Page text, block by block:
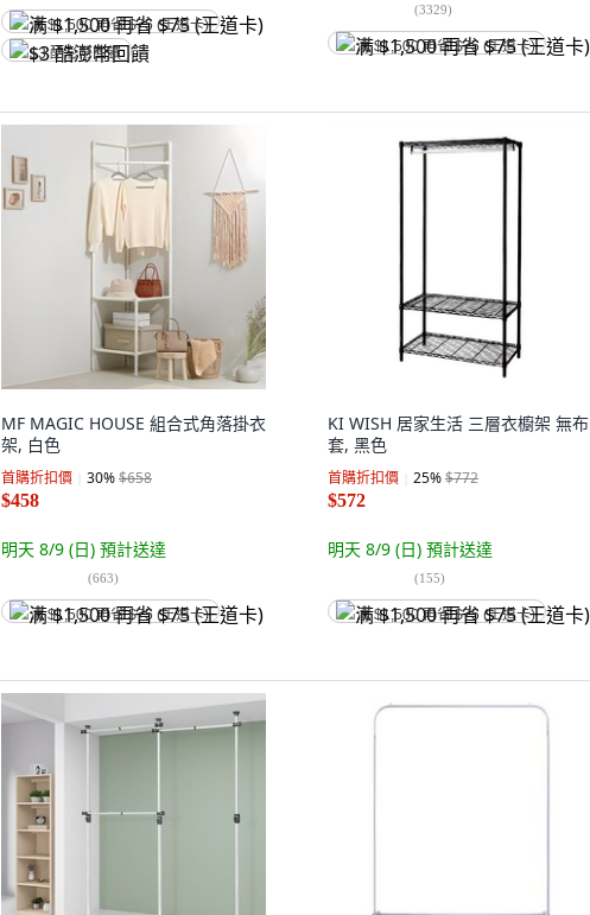
满 $1,500 再省 $75 (王道卡)
$3 酷澎幣回饋
(3329)
满 $1,500 再省 $75 (王道卡)
MF MAGIC HOUSE 組合式角落掛衣
架, 白色
首購折扣價 30%$658
$458
明天 8/9 (日) 預計送達
(663)
满 $1,500 再省 $75 (王道卡)
KI WISH 居家生活 三層衣櫥架 無布
套, 黑色
首購折扣價 25%$772
$572
明天 8/9 (日) 預計送達
(155)
满 $1,500 再省 $75 (王道卡)